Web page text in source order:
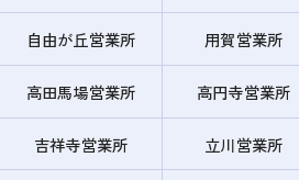
自由が丘営業所 用賀営業所
高田馬場営業所 高円寺営業所
吉祥寺営業所 立川営業所